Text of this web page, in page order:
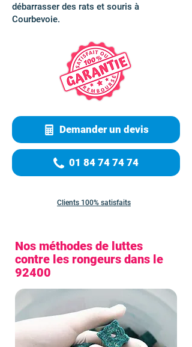
débarrasser des rats et souris à
Courbevoie.
Demander un devis
01 84 74 74 74
Clients 100% satisfaits
Nos méthodes de luttes
contre les rongeurs dans le
92400